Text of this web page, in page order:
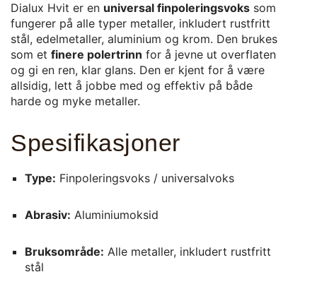
Dialux Hvit er en universal finpoleringsvoks som
fungerer på alle typer metaller, inkludert rustfritt
stål, edelmetaller, aluminium og krom. Den brukes
som et finere polertrinn for å jevne ut overflaten
og gi en ren, klar glans. Den er kjent for å være
allsidig, lett å jobbe med og effektiv på både
harde og myke metaller.
Spesifikasjoner
Type: Finpoleringsvoks / universalvoks
Abrasiv: Aluminiumoksid
Bruksområde: Alle metaller, inkludert rustfritt
stål